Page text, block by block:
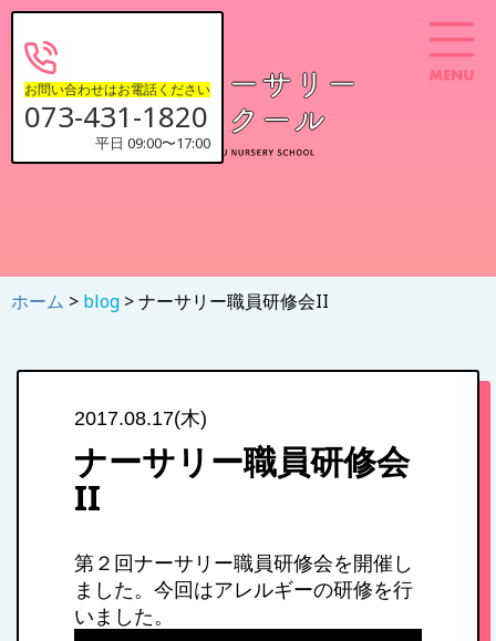
お問い合わせはお電話ください
073-431-1820
平日 09:00〜17:00
ホーム > blog > ナーサリー職員研修会II
2017.08.17(木)
ナーサリー職員研修会
II
第２回ナーサリー職員研修会を開催し
ました。今回はアレルギーの研修を行
いました。